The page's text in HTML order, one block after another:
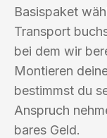
Basispaket
Transport
bei dem wir
Montieren
bestimmst du
Anspruch
bares Geld.